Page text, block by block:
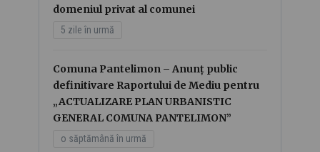
domeniul privat al comunei
5 zile în urmă
Comuna Pantelimon – Anunț public
definitivare Raportului de Mediu pentru
„ACTUALIZARE PLAN URBANISTIC
GENERAL COMUNA PANTELIMON”
o săptămână în urmă